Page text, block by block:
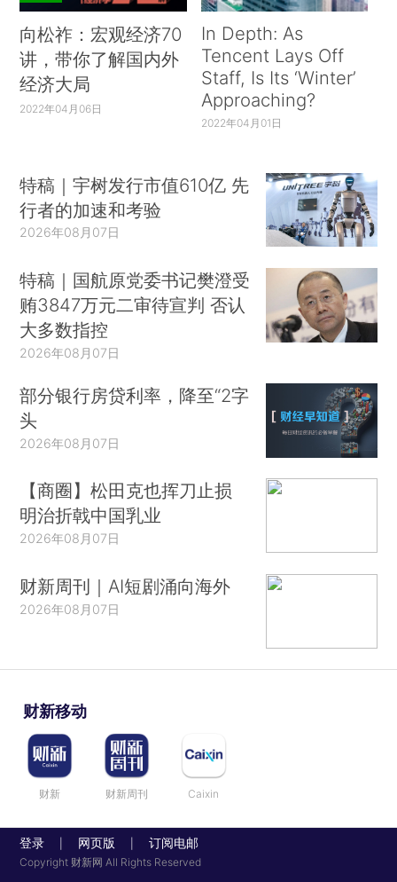
向松祚：宏观经济70
讲，带你了解国内外
经济大局
2022年04月06日
In Depth: As
Tencent Lays Off
Staff, Is Its ‘Winter’
Approaching?
2022年04月01日
特稿｜宇树发行市值610亿 先
行者的加速和考验
2026年08月07日
特稿｜国航原党委书记樊澄受
贿3847万元二审待宣判 否认
大多数指控
2026年08月07日
部分银行房贷利率，降至“2字
头
2026年08月07日
【商圈】松田克也挥刀止损
明治折戟中国乳业
2026年08月07日
财新周刊｜AI短剧涌向海外
2026年08月07日
财新移动
财新 财新周刊 Caixin
登录 网页版 订阅电邮
Copyright 财新网 All Rights Reserved